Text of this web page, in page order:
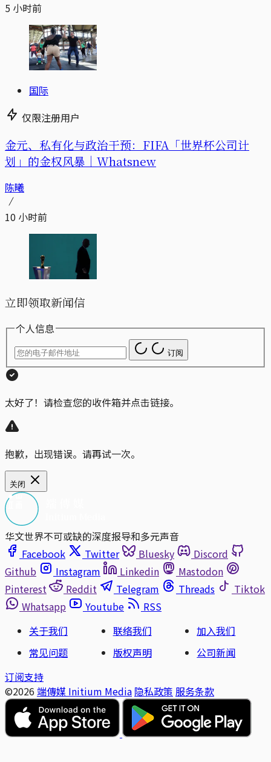
5 小时前
国际
仅限注册用户
金元、私有化与政治干预：FIFA「世界杯公司计
划」的金权风暴｜Whatsnew
陈曦
10 小时前
立即领取新闻信
个人信息
订阅
太好了！请检查您的收件箱并点击链接。
抱歉，出现错误。请再试一次。
关闭
华文世界不可或缺的深度报导和多元声音
Facebook
Twitter Bluesky
Discord
Github
Instagram Linkedin
Mastodon
Pinterest
Reddit Telegram Threads
Tiktok
Whatsapp
Youtube
RSS
关于我们
联络我们
加入我们
常见问题
版权声明
公司新闻
订阅支持
©2026 端傳媒 Initium Media 隐私政策 服务条款